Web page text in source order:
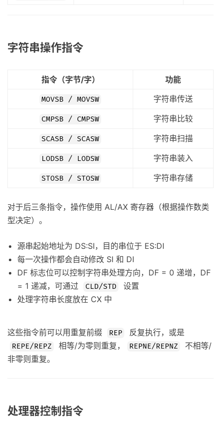
字符串操作指令
指令（字节/字） 功能
MOVSB / MOVSW 字符串传送
CMPSB / CMPSW 字符串比较
SCASB / SCASW 字符串扫描
LODSB / LODSW 字符串装入
STOSB / STOSW 字符串存储
对于后三条指令，操作使用 AL/AX 寄存器（根据操作数类
型决定）。
源串起始地址为 DS:SI，目的串位于 ES:DI
每一次操作都会自动修改 SI 和 DI
DF 标志位可以控制字符串处理方向，DF = 0 递增，DF
= 1 递减，可通过
CLD/STD
设置
处理字符串长度放在 CX 中
这些指令前可以用重复前缀 REP 反复执行，或是
REPE/REPZ 相等/为零则重复， REPNE/REPNZ
不相等/
非零则重复。
处理器控制指令